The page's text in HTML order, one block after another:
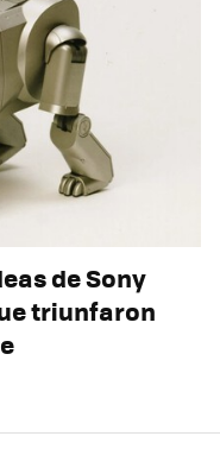
de Sony
triunfaron